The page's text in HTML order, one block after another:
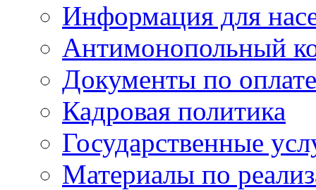
Информация для
Антимонопольный
Документы по
Кадровая политика
Государственные
Материалы по